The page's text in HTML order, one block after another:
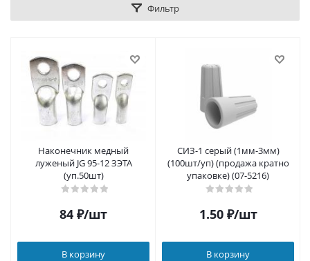
Фильтр
Наконечник медный
луженый JG 95-12 ЗЭТА
(уп.50шт)
84 ₽/шт
В корзину
СИЗ-1 серый (1мм-3мм)
(100шт/уп) (продажа кратно
упаковке) (07-5216)
1.50₽/шт
В корзину